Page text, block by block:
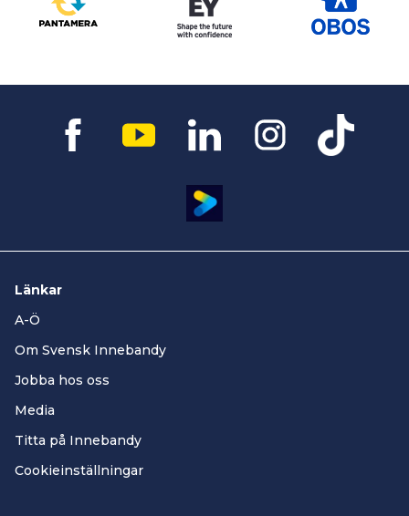
Länkar
A-Ö
Om Svensk Innebandy
Jobba hos oss
Media
Titta på Innebandy
Cookieinställningar